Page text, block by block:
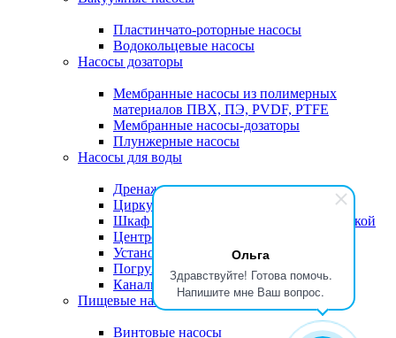
Ольга
Здравствуйте! Готова помочь.
Напишите мне Ваш вопрос.
Пластинчато-роторные насосы
Водокольцевые насосы
Насосы дозаторы
Мембранные насосы из полимерных
материалов ПВХ, ПЭ, PVDF, PTFE
Мембранные насосы-дозаторы
Плунжерные насосы
Насосы для воды
Дренажные насосы для воды
Циркуляционные насосы дл воды
Шкаф управления насосами и автоматикой
Центробежные насосы для воды
Установки повышения давления
Погружные насосы воды
Канализационные насосы
Пищевые насосы
Винтовые насосы